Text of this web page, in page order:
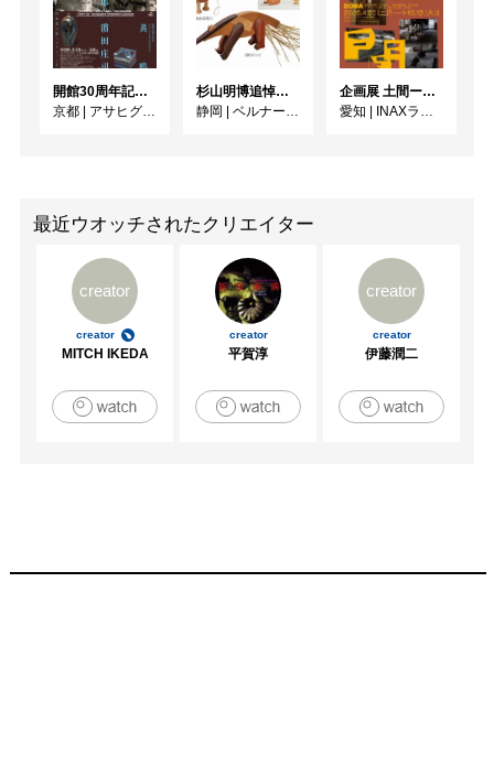
開館30周年記念 山本爲三郎・河井寬次郎没後60年記念 「共鳴 河井寬次郎 × 濱田庄司 ー山本爲三郎コレクションより」
京都 | アサヒグループ大山崎山荘美術館
杉山明博追悼展 木とわたし―木工の妙技と美術教育
静岡 | ベルナール・ビュフェ美術館
企画展 土間ーつくって、つかって、再発見ー
愛知 | INAXライブミュージアム
最近ウオッチされたクリエイター
creator
creator
MITCH IKEDA
creator
平賀淳
creator
creator
伊藤潤二